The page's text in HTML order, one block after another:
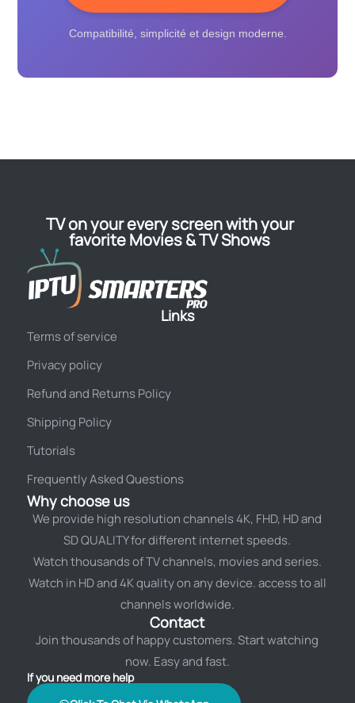
Compatibilité, simplicité et design moderne.
TV on your every screen with your
favorite Movies & TV Shows
Links
Terms of service
Privacy policy
Refund and Returns Policy
Shipping Policy
Tutorials
Frequently Asked Questions
Why choose us
We provide high resolution channels 4K, FHD, HD and
SD QUALITY for different internet speeds.
Watch thousands of TV channels, movies and series.
Watch in HD and 4K quality on any device. access to all
channels worldwide.
Contact
Join thousands of happy customers. Start watching
now. Easy and fast.
If you need more help